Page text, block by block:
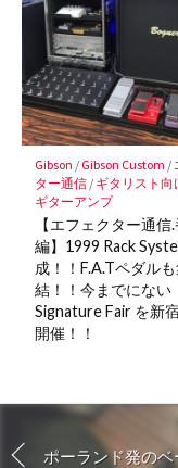
Gibson / Gibson Custom /
ター通信/ ギタリスト向
ギターアンプ
【エフェクター通信
編】1999 Rack
成！！F.A.Tペダル
結！！今までにない
Signature Fair を新
開催！！
ポーランド発のベ